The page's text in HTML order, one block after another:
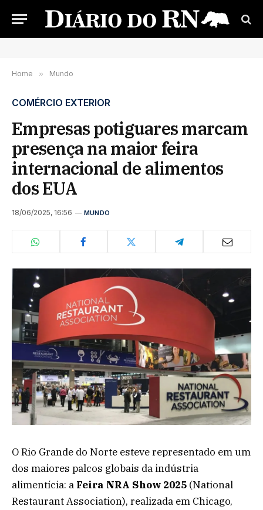
Home » Mundo
COMÉRCIO EXTERIOR
Empresas potiguares marcam
presença na maior feira
internacional de alimentos
dos EUA
18/06/2025, 16:56 MUNDO
O Rio Grande do Norte esteve representado em um
dos maiores palcos globais da indústria
alimentícia: a Feira NRA Show 2025 (National
Restaurant Association), realizada em Chicago,